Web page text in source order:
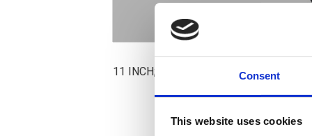
Consent
This website uses cookies
11 INCH; FULL COVER; CHROME;